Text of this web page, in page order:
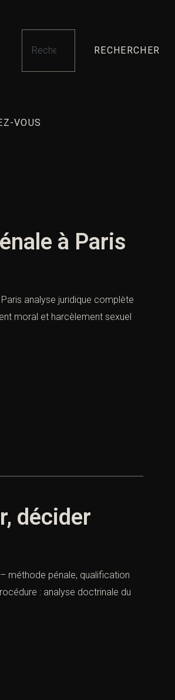
RECHERCHER
VOUS
à Paris
analyse juridique complète
moral et harcèlement sexuel
décider
méthode pénale, qualification
: analyse doctrinale du